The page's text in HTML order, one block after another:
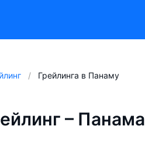
Грейлинга в Панаму
– Панама